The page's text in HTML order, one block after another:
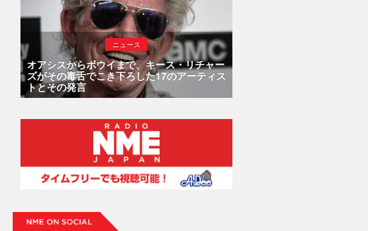
ニュース
オアシスからボウイまで、キース・リチャー
ズがその毒舌でこき下ろした17のアーティス
トとその発言